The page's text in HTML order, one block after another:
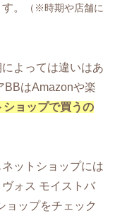
。
（※時期や店舗に
よっては違いはあ
BBはAmazonや楽
ショップで買うの
ットショップには
ォス モイストバ
ョップをチェック